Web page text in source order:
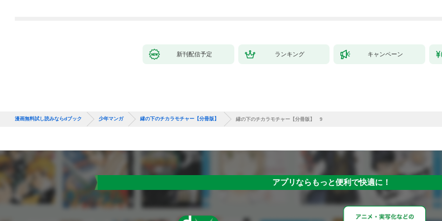
新刊配信予定 ランキング キャンペーン
漫画無料試し読みならdブック 少年マンガ 縁の下のチカラモチャー【分冊版】 縁の下のチカラモチャー【分冊版】 9
アプリならもっと便利で快適に！